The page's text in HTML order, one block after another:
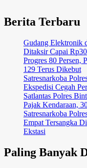
Berita Terbaru
Gudang Elektronik
Ditaksir Capai
Progres 80 Persen,
129 Terus Dikebut
Satresnarkoba
Ekspedisi Cegah
Satlantas Polres
Pajak Kendaraan,
Satresnarkoba
Empat Tersangka
Ekstasi
Paling Banyak